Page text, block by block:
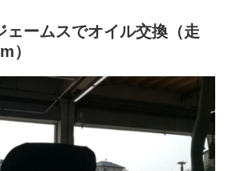
ェームスでオイル交換（走
）